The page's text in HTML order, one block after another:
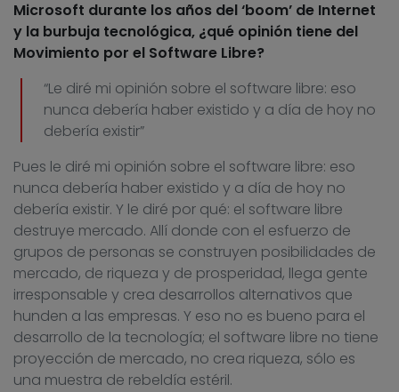
Microsoft durante los años del ‘boom’ de Internet
y la burbuja tecnológica, ¿qué opinión tiene del
Movimiento por el Software Libre?
“Le diré mi opinión sobre el software libre: eso
nunca debería haber existido y a día de hoy no
debería existir”
Pues le diré mi opinión sobre el software libre: eso
nunca debería haber existido y a día de hoy no
debería existir. Y le diré por qué: el software libre
destruye mercado. Allí donde con el esfuerzo de
grupos de personas se construyen posibilidades de
mercado, de riqueza y de prosperidad, llega gente
irresponsable y crea desarrollos alternativos que
hunden a las empresas. Y eso no es bueno para el
desarrollo de la tecnología; el software libre no tiene
proyección de mercado, no crea riqueza, sólo es
una muestra de rebeldía estéril.